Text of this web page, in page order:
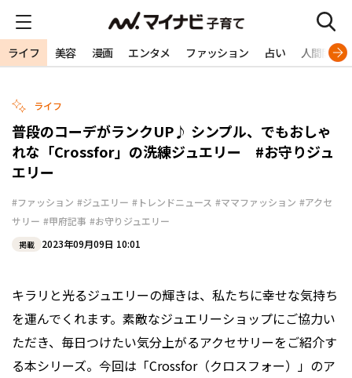
ライフ 美容 漫画 エンタメ ファッション 占い 人間関係
ライフ
普段のコーデがランクUP♪ シンプル、でもおしゃ
れな「Crossfor」の洗練ジュエリー #お守りジュ
エリー
#ファッション #ジュエリー #トレンドニュース #ママファッション #アクセ
サリー #甲府記事 #お守りジュエリー
掲載 2023年09月09日 10:01
キラリと光るジュエリーの輝きは、私たちに幸せな気持ち
を運んでくれます。素敵なジュエリーショップにご協力い
ただき、毎日つけたい気分上がるアクセサリーをご紹介す
る本シリーズ。今回は「Crossfor（クロスフォー）」のア